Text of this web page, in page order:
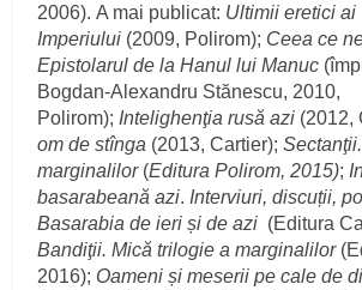
2006). A mai publicat: Ultimii eretici ai
Imperiului (2009, Polirom); Ceea ce
Epistolarul de la Hanul lui Manuc
Bogdan-Alexandru Stănescu, 2010,
Polirom); Intelighenţia rusă azi (2012,
om de stînga (2013, Cartier);
marginalilor(Editura Polirom, 2015);
basarabeană azi. Interviuri, discuții,
Basarabia de ieri și de azi (Editura
Bandiţii. Mică trilogie a marginalilor
2016); Oameni și meserii pe cale de